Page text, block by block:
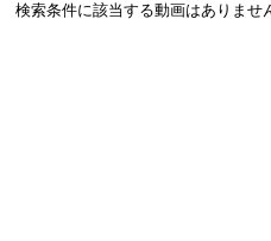
検索条件に該当する動画はありませ